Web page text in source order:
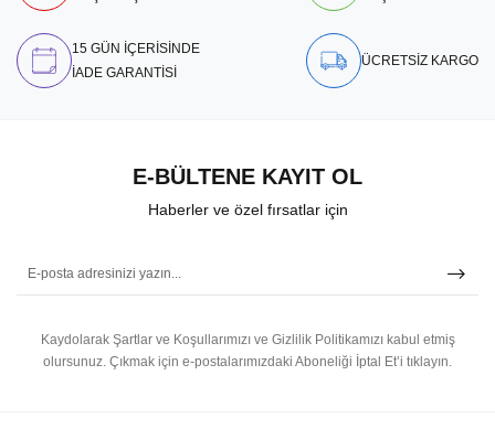
15 GÜN İÇERİSİNDE
İADE GARANTİSİ
ÜCRETSİZ KARGO
E-BÜLTENE KAYIT OL
Haberler ve özel fırsatlar için
Kaydolarak Şartlar ve Koşullarımızı ve Gizlilik Politikamızı kabul etmiş
olursunuz. Çıkmak için e-postalarımızdaki Aboneliği İptal Et’i tıklayın.